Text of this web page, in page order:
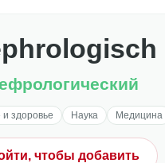
и здоровье Наука Медицина
чтобы добавить